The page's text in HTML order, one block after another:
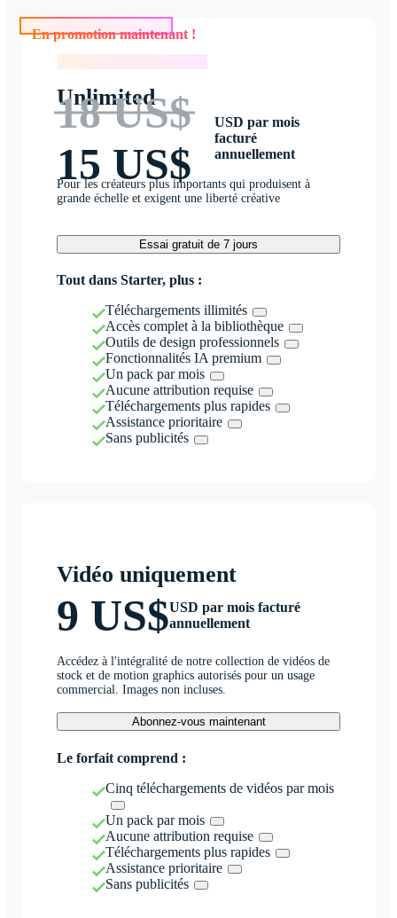
En promotion maintenant !
Unlimited
18 US$
15 US$
USD par mois
facturé
annuellement
Pour les créateurs plus importants qui produisent à
grande échelle et exigent une liberté créative
Essai gratuit de 7 jours
Tout dans Starter, plus :
Téléchargements illimités
Accès complet à la bibliothèque
Outils de design professionnels
Fonctionnalités IA premium
Un pack par mois
Aucune attribution requise
Téléchargements plus rapides
Assistance prioritaire
Sans publicités
Vidéo uniquement
9 US$USD par mois facturé
annuellement
Accédez à l'intégralité de notre collection de vidéos de
stock et de motion graphics autorisés pour un usage
commercial. Images non incluses.
Abonnez-vous maintenant
Le forfait comprend :
Cinq téléchargements de vidéos par mois
Un pack par mois
Aucune attribution requise
Téléchargements plus rapides
Assistance prioritaire
Sans publicités